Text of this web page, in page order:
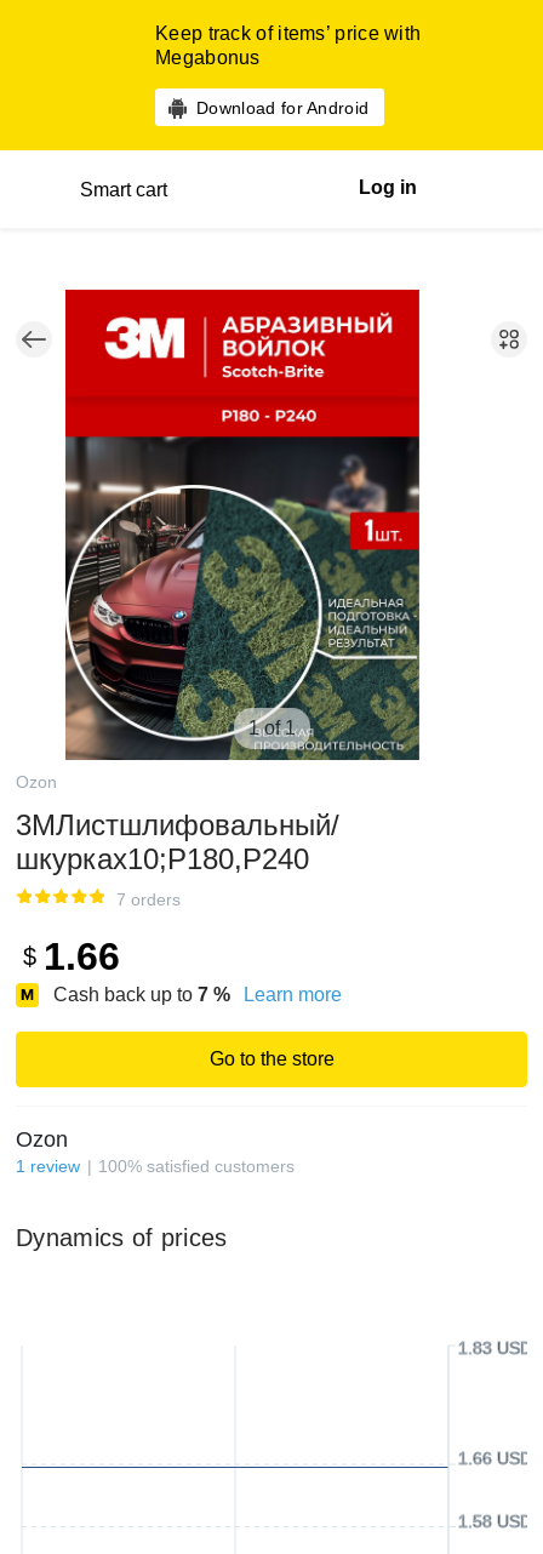
Keep track of items’ price with
Megabonus
Download for Android
Smart cart Log in
1 of 1
Ozon
3MЛистшлифовальный/
шкуркаx10;P180,P240
7 orders
$ 1.66
Cash back up to 7 % Learn more
Go to the store
Ozon
1 review 100% satisfied customers
Dynamics of prices
1.58 USD
1.66 USD
1.83 USD